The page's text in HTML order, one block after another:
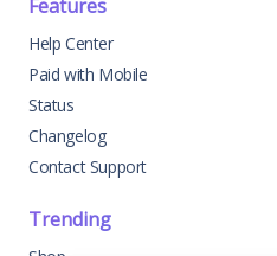
Features
Help Center
Paid with Mobile
Status
Changelog
Contact Support
Trending